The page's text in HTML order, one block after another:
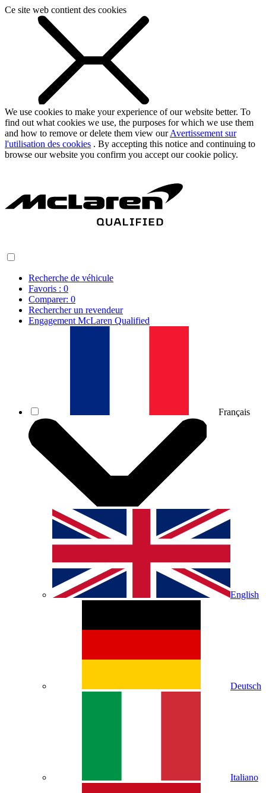
Ce site web contient des cookies
We use cookies to make your experience of our website better. To
find out what cookies we use, the purposes for which we use them
and how to remove or delete them view ourAvertissement sur
l'utilisation des cookies . By accepting this notice and continuing to
browse our website you confirm you accept our cookie policy.
Recherche de véhicule
Favoris : 0
Comparer: 0
Rechercher un revendeur
Engagement McLaren Qualified
Français
English
Deutsch
Italiano